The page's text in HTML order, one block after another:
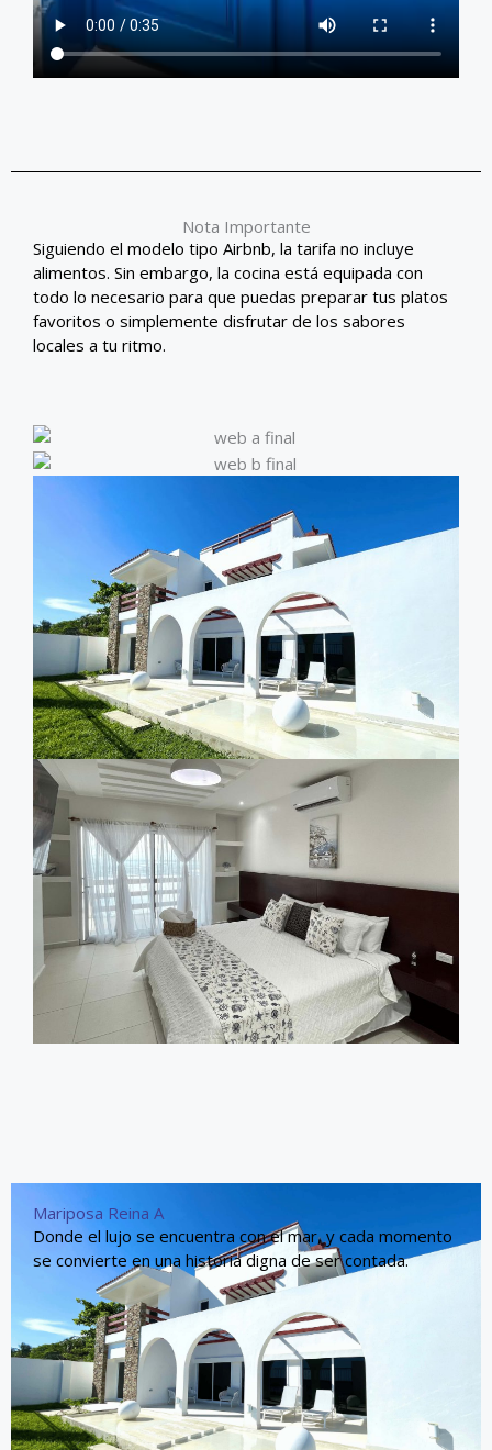
Nota Importante
Siguiendo el modelo tipo Airbnb, la tarifa no incluye
alimentos. Sin embargo, la cocina está equipada con
todo lo necesario para que puedas preparar tus platos
favoritos o simplemente disfrutar de los sabores
locales a tu ritmo.
Mariposa Reina A
Donde el lujo se encuentra con el mar, y cada momento
se convierte en una historia digna de ser contada.